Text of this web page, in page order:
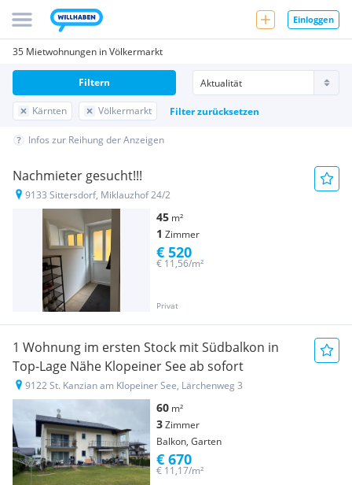
Einloggen
35 Mietwohnungen in Völkermarkt
Kärnten Völkermarkt Filter zurücksetzen
Filtern
Infos zur Reihung der Anzeigen
Nachmieter gesucht!!!
9133 Sittersdorf, Miklauzhof 24/2
45 m²
1 Zimmer
Privat
€ 11,56/m²
€ 520
1 Wohnung im ersten Stock mit Südbalkon in
Top-Lage Nähe Klopeiner See ab sofort
9122 St. Kanzian am Klopeiner See, Lärchenweg 3
60 m²
3Zimmer
Balkon, Garten
€ 11,17/m²
€ 670